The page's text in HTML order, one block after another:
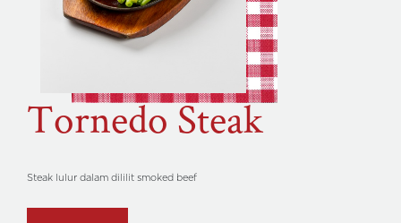
Tornedo Steak
Steak lulur dalam dililit smoked beef